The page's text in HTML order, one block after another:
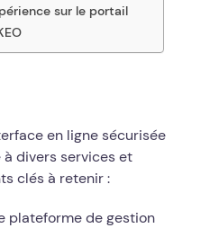
sur le portail
en ligne sécurisée
divers services et
clés à retenir :
plateforme de gestion